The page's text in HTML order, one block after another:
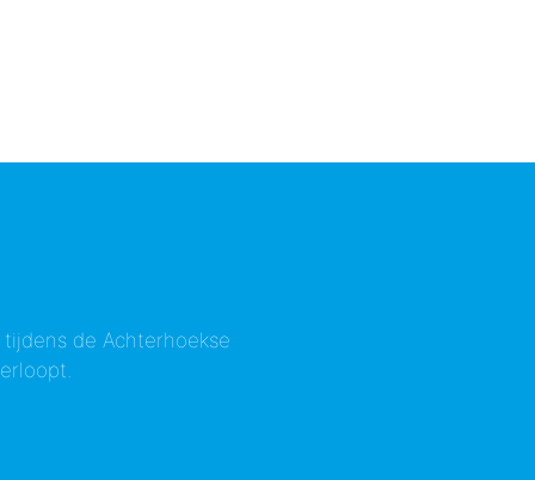
de Achterhoekse